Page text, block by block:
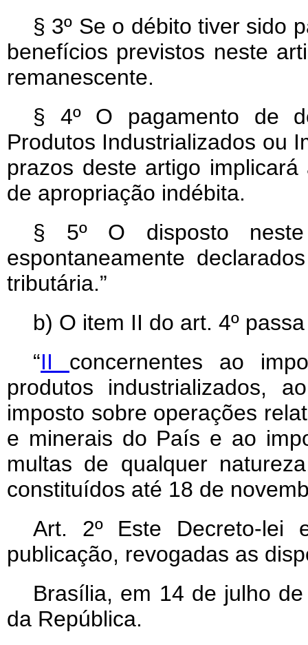
§ 3º Se o débito tiver sido
benefícios previstos neste
remanescente.
§ 4º O pagamento de
Produtos Industrializados ou
prazos deste artigo
de apropriação indébita.
§ 5º O disposto
espontaneamente
tributária.”
b) O item II do art. 4º
“II concernentes ao
produtos industrializados,
imposto sobre operações
e minerais do País e ao
multas de qualquer
constituídos até 18 de
Art. 2º Este Decreto-lei
publicação, revogadas as
Brasília, em 14 de julho
da República.